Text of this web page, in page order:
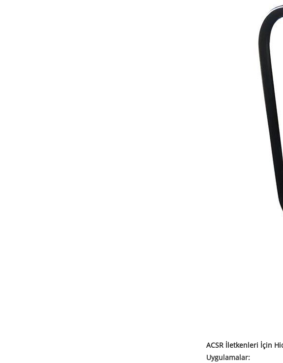
ACSR İletkenleri İçin
Uygulamalar: